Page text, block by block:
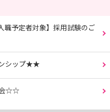
職予定者対象】採用試験のご
シップ★★
会☆☆